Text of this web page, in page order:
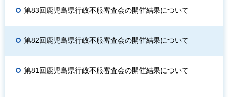
第83回鹿児島県行政不服審査会の開催結果について
第82回鹿児島県行政不服審査会の開催結果について
第81回鹿児島県行政不服審査会の開催結果について